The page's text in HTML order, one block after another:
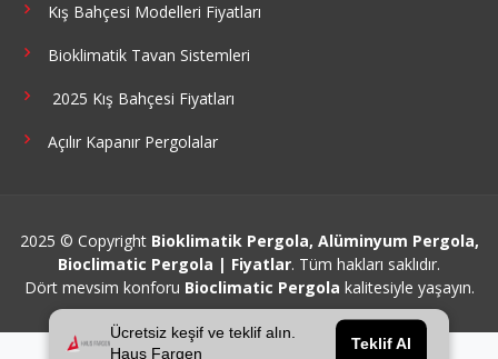
Ücretsiz keşif ve teklif alın.
Haus Fargen
Teklif Al
Kış Bahçesi Modelleri Fiyatları
Bioklimatik Tavan Sistemleri
2025 Kış Bahçesi Fiyatları
Açılır Kapanır Pergolalar
2025 © Copyright Bioklimatik Pergola, Alüminyum Pergola,
Bioclimatic Pergola | Fiyatlar. Tüm hakları saklıdır.
Dört mevsim konforu Bioclimatic Pergola kalitesiyle yaşayın.